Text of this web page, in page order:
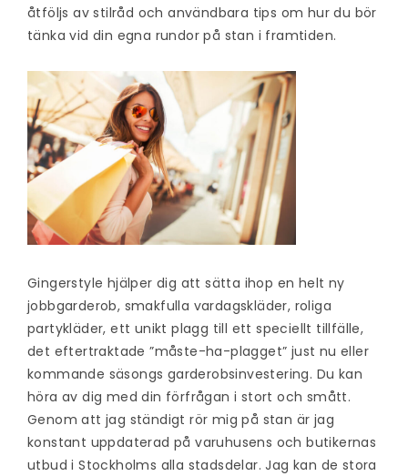
åtföljs av stilråd och användbara tips om hur du bör
tänka vid din egna rundor på stan i framtiden.
Gingerstyle hjälper dig att sätta ihop en helt ny
jobbgarderob, smakfulla vardagskläder, roliga
partykläder, ett unikt plagg till ett speciellt tillfälle,
det eftertraktade ”måste-ha-plagget” just nu eller
kommande säsongs garderobsinvestering. Du kan
höra av dig med din förfrågan i stort och smått.
Genom att jag ständigt rör mig på stan är jag
konstant uppdaterad på varuhusens och butikernas
utbud i Stockholms alla stadsdelar. Jag kan de stora